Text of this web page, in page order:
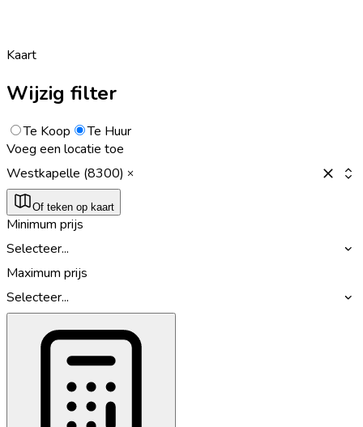
Kaart
Wijzig filter
Te Koop
Te Huur
Voeg een locatie toe
Westkapelle (8300)
Of teken op kaart
Minimum prijs
Selecteer...
Maximum prijs
Selecteer...